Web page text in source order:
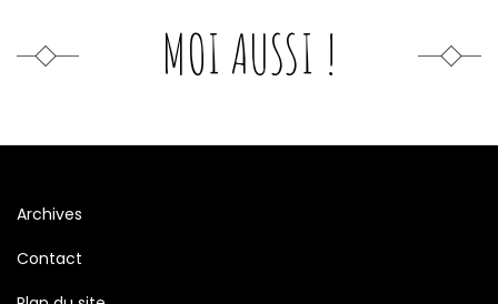
MOI AUSSI !
Archives
Contact